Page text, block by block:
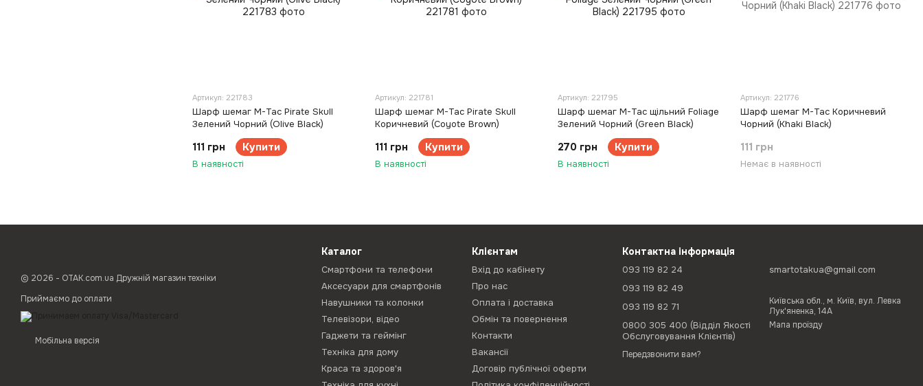
Артикул: 221783
Шарф шемаг M-Tac Pirate Skull
Зелений Чорний (Olive Black)
111 грн Купити
В наявності
Артикул: 221781
Шарф шемаг M-Tac Pirate Skull
Коричневий (Coyote Brown)
111 грн Купити
В наявності
Артикул: 221795
Шарф шемаг M-Tac щільний Foliage
Зелений Чорний (Green Black)
270 грн Купити
В наявності
Артикул: 221776
Шарф шемаг M-Tac Коричневий
Чорний (Khaki Black)
111 грн
Немає в наявності
© 2026 - ОТАК.com.ua Дружній магазин техніки
Приймаємо до оплати
Мобільна версія
Каталог
Смартфони та телефони
Аксесуари для смартфонів
Навушники та колонки
Телевізори, відео
Гаджети та геймінг
Техніка для дому
Краса та здоров'я
Клієнтам
Вхід до кабінету
Про нас
Оплата і доставка
Обмін та повернення
Контакти
Вакансії
Договір публічної оферти
Контактна інформація
093 119 82 24
093 119 82 49
093 119 82 71
0800 305 400 (Відділ Якості
Обслуговування Клієнтів)
Передзвонити вам?
smartotakua@gmail.com
Київська обл., м. Київ, вул. Левка
Лук'яненка, 14А
Мапа проїзду